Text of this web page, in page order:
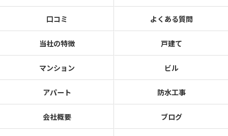
口コミ よくある質問
当社の特徴 戸建て
マンション ビル
アパート 防水工事
会社概要 ブログ